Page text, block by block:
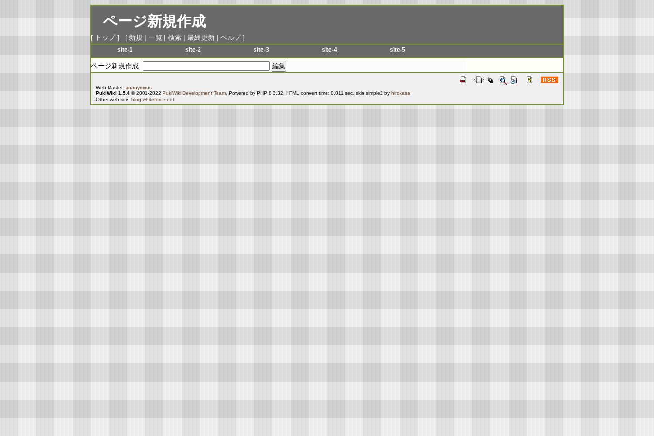
ページ新規作成
[ トップ] [ 新規 | 一覧 | 検索 | 最終更新 | ヘルプ]
site-1
menu-1
menu-2
menu-3
menu-4
menu-5
menu-6
site-2
menu-1
menu-2
menu-4
menu-5
menu-6
site-3
menu-1
menu-2
menu-5
menu-6
site-4
menu-2
menu-5
menu-6
site-5
menu-2
menu-4
menu-5
menu-6
ページ新規作成:
Web Master: anonymous
PukiWiki 1.5.4 © 2001-2022 PukiWiki Development Team . Powered by PHP 8.3.32. HTML convert time: 0.011 sec. skin simple2 by hirokasa
Other web site: blog.whiteforce.net